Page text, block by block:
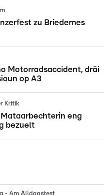
zu Briedemes
Motorradsaccident, dräi
op A3
Kritik
eng
bezuelt
- Am Alldagstest